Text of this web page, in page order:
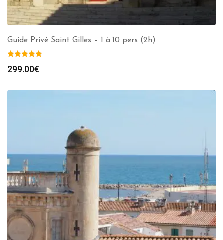
Guide Privé Saint Gilles – 1 à 10 pers (2h)
299.00€